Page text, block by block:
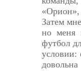
«Орион»,
Затем
но меня
футбол
условии: